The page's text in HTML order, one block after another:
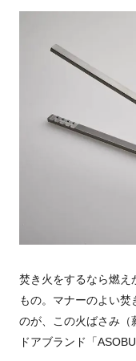
焚き火をするなら燃え
もの。マナーのよい
のが、この火ばさみ（
ドアブランド「